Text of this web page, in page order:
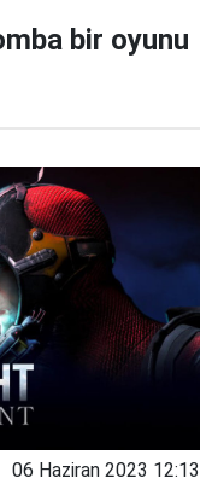
bir oyunu
06 Haziran 2023 12:13